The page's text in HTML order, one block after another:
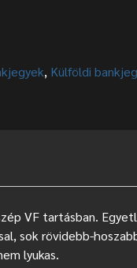
, Külföldi
VF tartásban.
sok rövidebb-
lyukas.